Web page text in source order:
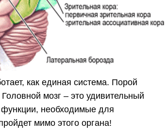
как единая система. Порой
мозг – это удивительный
необходимые для
мимо этого органа!